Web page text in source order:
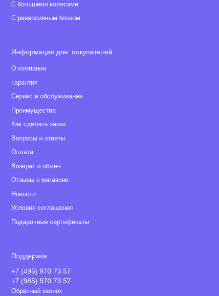
С большими колесами
С реверсивным блоком
Информация для покупателей
О компании
Гарантия
Сервис и обслуживание
Преимущества
Как сделать заказ
Вопросы и ответы
Оплата
Возврат и обмен
Отзывы о магазине
Новости
Условия соглашения
Подарочные сертификаты
Поддержка
+7 (495) 970 73 57
+7 (985) 970 73 57
Обратный звонок